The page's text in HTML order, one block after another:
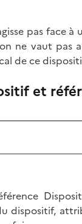
pas face à
ne vaut pas
de ce
et
dispositif,